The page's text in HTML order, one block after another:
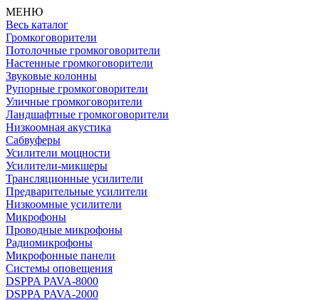
МЕНЮ
Весь каталог
Громкоговорители
Потолочные громкоговорители
Настенные громкоговорители
Звуковые колонны
Рупорные громкоговорители
Уличные громкоговорители
Ландшафтные громкоговорители
Низкоомная акустика
Сабвуферы
Усилители мощности
Усилители-микшеры
Трансляционные усилители
Предварительные усилители
Низкоомные усилители
Микрофоны
Проводные микрофоны
Радиомикрофоны
Микрофонные панели
Системы оповещения
DSPPA PAVA-8000
DSPPA PAVA-2000